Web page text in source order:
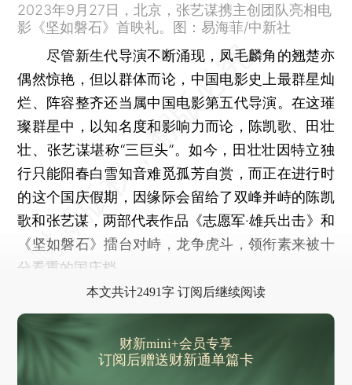
2023年9月27日，北京，张艺谋携主创团队亮相电
影《坚如磐石》首映礼。图：易海菲/中新社
尽管新生代导演不断涌现，凤毛麟角的翘楚亦
偶然惊艳，但以群体而论，中国电影史上最群星灿
烂、阵容整齐还当属中国电影第五代导演。在这璀
璨群星中，以知名度和影响力而论，陈凯歌、田壮
壮、张艺谋堪称“三巨头”。如今，田壮壮因特立独
行只能阳春白雪知音难觅孤芳自赏，而正在进行时
的这个国庆假期，因缘际会留给了双峰并峙的陈凯
歌和张艺谋，两部代表作品《志愿军·雄兵出击》和
《坚如磐石》擂台对峙，龙争虎斗，领衔素来被十
分看重的国庆档。
本文共计2491字 订阅后继续阅读
财新mini+会员专享
订阅后赠送财新通单篇卡